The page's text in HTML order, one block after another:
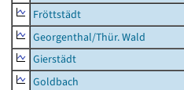
Fröttstädt
Georgenthal/Thür. Wald
Gierstädt
Goldbach